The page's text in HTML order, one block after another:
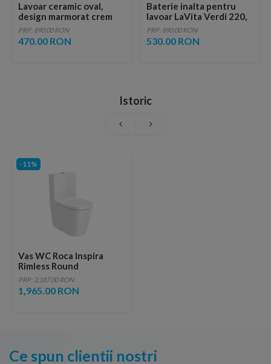
Lavoar ceramic oval,
design marmorat crem
lucios cu vene aurii,
ventil inclus
PRP: 890.00 RON
470.00 RON
Baterie inalta pentru
lavoar LaVita Verdi 220,
fara ventil, brushed
copper
PRP: 890.00 RON
530.00 RON
Istoric
-11%
Vas WC Roca Inspira
Rimless Round
64,5x37,5xH79,5 cm
PRP: 2,187.00 RON
1,965.00 RON
Ce spun clientii nostri